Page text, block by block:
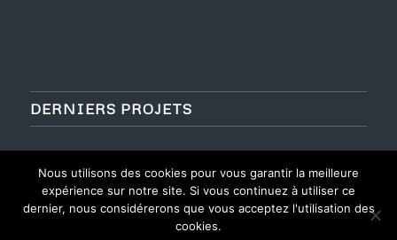
DERNIERS PROJETS
Ascenceur Modernisation Service- Site réalisé par l'
Nous utilisons des cookies pour vous garantir la meilleure
expérience sur notre site. Si vous continuez à utiliser ce
dernier, nous considérerons que vous acceptez l'utilisation des
cookies.